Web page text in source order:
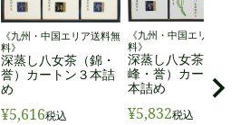
《九州・中国エリア送料無
料》
深蒸し八女茶（錦・
誉）カートン３本詰
め
¥5,616税込
《九州・中国エリア送料
料》
深蒸し八女茶（錦
峰・誉）カートン
本詰め
¥5,832税込